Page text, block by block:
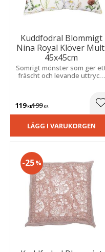
Kuddfodral Blommigt
Nina Royal Klöver
45x45cm
Somrigt mönster som ger
fräscht och levande uttryck.
119KR199KR
LÄGG I VARUKORGEN
25%